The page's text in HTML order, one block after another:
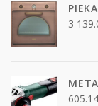
3
605.14